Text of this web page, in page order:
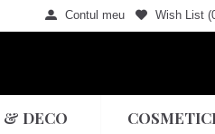
Contul meu Wish List (
& DECO